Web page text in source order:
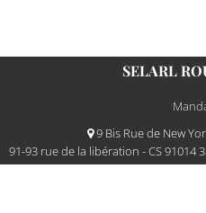
SELARL
9 Bis Rue de New
91-93 rue de la libération - CS 91014